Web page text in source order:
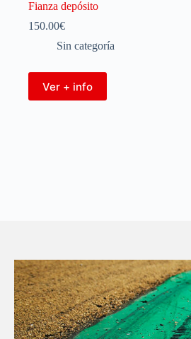
Fianza depósito
150.00€
Sin categoría
Ver + info